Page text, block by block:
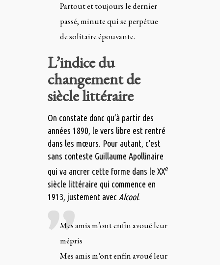
Partout et toujours le dernier
passé, minute qui se perpétue
de solitaire épouvante.
L’indice du
changement de
siècle littéraire
On constate donc qu’à partir des
années 1890, le vers libre est rentré
dans les mœurs. Pour autant, c’est
sans conteste Guillaume Apollinaire
qui va ancrer cette forme dans le XXe
siècle littéraire qui commence en
1913, justement avec Alcool.
Mes amis m’ont enfin avoué leur
mépris
Mes amis m’ont enfin avoué leur